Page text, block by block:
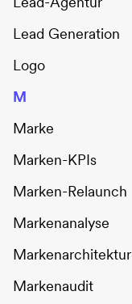
Lead Generation
Logo
M
Marke
Marken-KPIs
Marken-Relaunch
Markenanalyse
Markenarchitektur
Markenaudit